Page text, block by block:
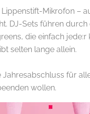
Mikrofon –
DJ-Sets führen
die einfach
selten lange allein.
Jahresabschluss für
wollen.